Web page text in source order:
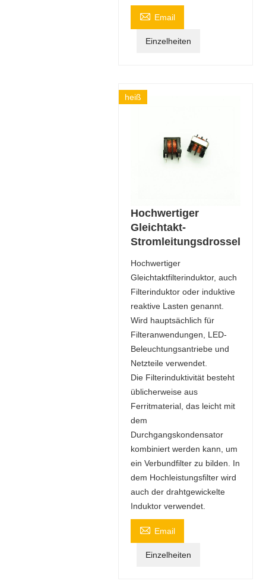
 Email
Einzelheiten
heiß
Hochwertiger
Gleichtakt-
Stromleitungsdrossel
Hochwertiger
Gleichtaktfilterinduktor, auch
Filterinduktor oder induktive
reaktive Lasten genannt.
Wird hauptsächlich für
Filteranwendungen, LED-
Beleuchtungsantriebe und
Netzteile verwendet.
Die Filterinduktivität besteht
üblicherweise aus
Ferritmaterial, das leicht mit
dem
Durchgangskondensator
kombiniert werden kann, um
ein Verbundfilter zu bilden. In
dem Hochleistungsfilter wird
auch der drahtgewickelte
Induktor verwendet.
 Email
Einzelheiten